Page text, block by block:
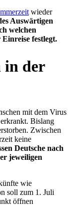
wieder
Auswärtigen
welchen
festlegt.
in der
mit dem Virus
Bislang
Zwischen
keine
Deutsche nach
jeweiligen
wie
soll zum 1. Juli
öffnen